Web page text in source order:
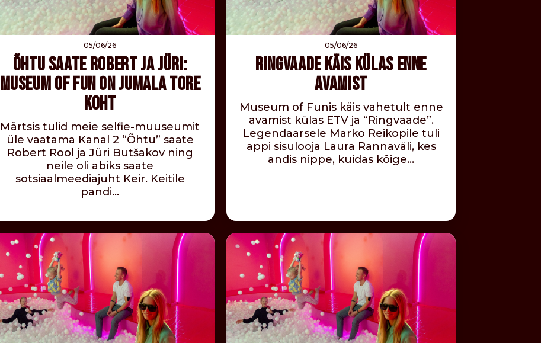
05/06/26
ÕHTU SAATE ROBERT JA JÜRI:
MUSEUM OF FUN ON JUMALA TORE
KOHT
Märtsis tulid meie selfie-muuseumit
üle vaatama Kanal 2 “Õhtu” saate
Robert Rool ja Jüri Butšakov ning
neile oli abiks saate
sotsiaalmeediajuht Keir. Keitile
pandi…
05/06/26
RINGVAADE KÄIS KÜLAS ENNE
AVAMIST
Museum of Funis käis vahetult enne
avamist külas ETV ja “Ringvaade”.
Legendaarsele Marko Reikopile tuli
appi sisulooja Laura Rannaväli, kes
andis nippe, kuidas kõige…